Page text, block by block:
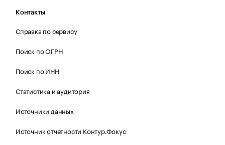
Контакты
Справка по сервису
Поиск по ОГРН
Поиск по ИНН
Статистика и аудитория
Источники данных
Источник отчетности Контур.Фокус